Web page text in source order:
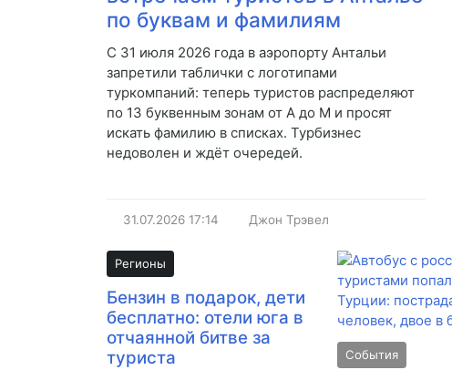
по буквам и фамилиям
С 31 июля 2026 года в аэропорту Антальи
запретили таблички с логотипами
туркомпаний: теперь туристов распределяют
по 13 буквенным зонам от A до M и просят
искать фамилию в списках. Турбизнес
недоволен и ждёт очередей.
31.07.2026 17:14 Джон Трэвел
Регионы
Бензин в подарок, дети
бесплатно: отели юга в
отчаянной битве за
туриста
События